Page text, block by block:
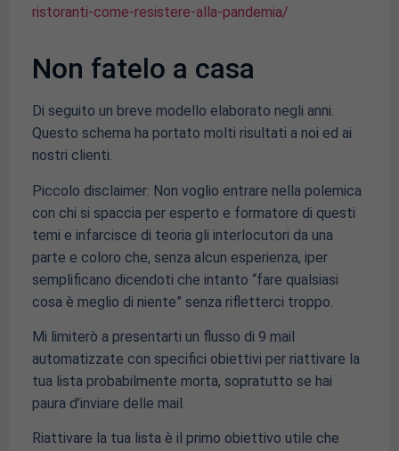
ristoranti-come-resistere-alla-pandemia/
Non fatelo a casa
Di seguito un breve modello elaborato negli anni.
Questo schema ha portato molti risultati a noi ed ai
nostri clienti.
Piccolo disclaimer: Non voglio entrare nella polemica
con chi si spaccia per esperto e formatore di questi
temi e infarcisce di teoria gli interlocutori da una
parte e coloro che, senza alcun esperienza, iper
semplificano dicendoti che intanto “fare qualsiasi
cosa è meglio di niente” senza rifletterci troppo.
Mi limiterò a presentarti un flusso di 9 mail
automatizzate con specifici obiettivi per riattivare la
tua lista probabilmente morta, sopratutto se hai
paura d’inviare delle mail.
Riattivare la tua lista è il primo obiettivo utile che